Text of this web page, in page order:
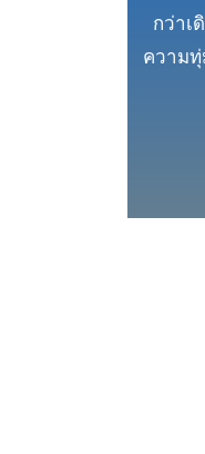
กว่าเ
ความ